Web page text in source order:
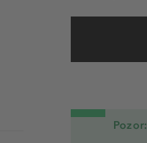
Pozor: